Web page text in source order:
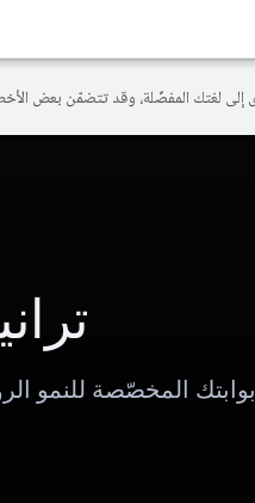
بوابتك المخصّصة للنمو